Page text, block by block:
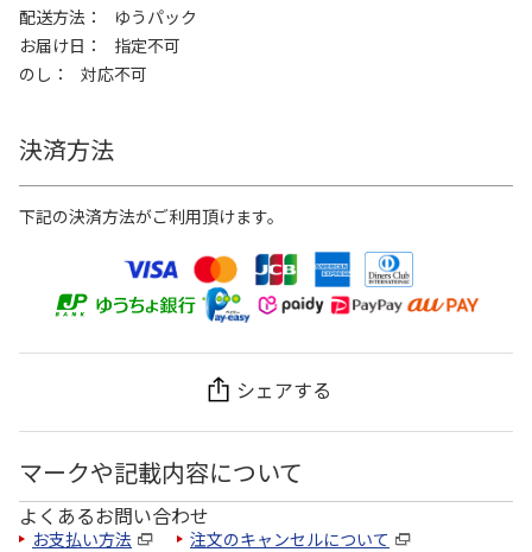
配送方法
ゆうパック
お届け日
指定不可
のし
対応不可
決済方法
下記の決済方法がご利用頂けます。
シェアする
マークや記載内容について
よくあるお問い合わせ
お支払い方法 注文のキャンセルについて